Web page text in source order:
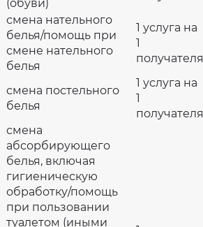
(обуви)
смена нательного
белья/помощь при
смене нательного
белья
1 услуга на
1
получателя
смена постельного
белья
1 услуга на
1
получателя
смена
абсорбирующего
белья, включая
гигиеническую
обработку/помощь
при пользовании
туалетом (иными